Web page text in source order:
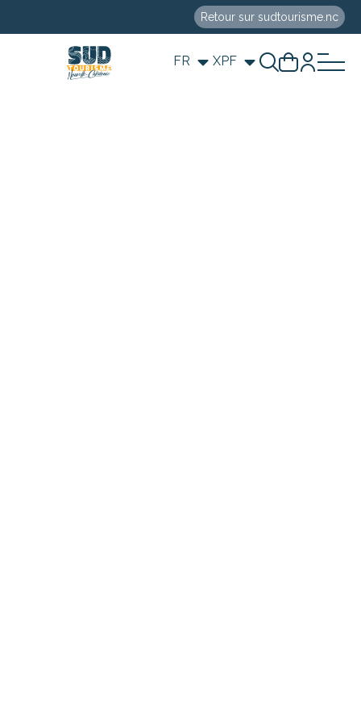
Retour sur sudtourisme.nc
FR XPF